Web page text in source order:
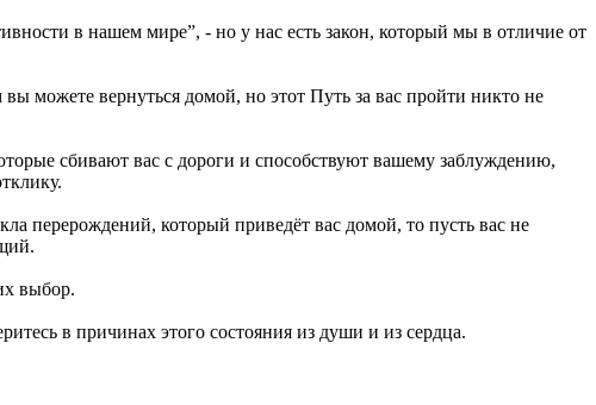
в нашем мире”, - но у нас есть закон, который мы в отличие от
можете вернуться домой, но этот Путь за вас пройти никто не
сбивают вас с дороги и способствуют вашему заблуждению,
перерождений, который приведёт вас домой, то пусть вас не
выбор.
в причинах этого состояния из души и из сердца.